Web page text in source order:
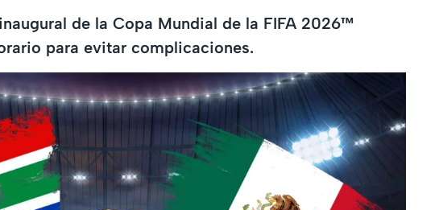
de la Copa Mundial de la FIFA 2026™
para evitar complicaciones.